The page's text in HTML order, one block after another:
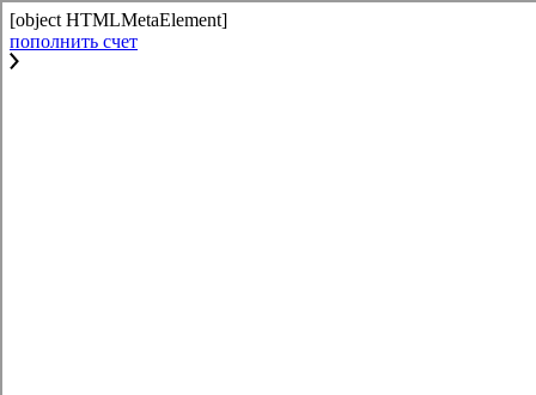
[object HTMLMetaElement]
пополнить счет